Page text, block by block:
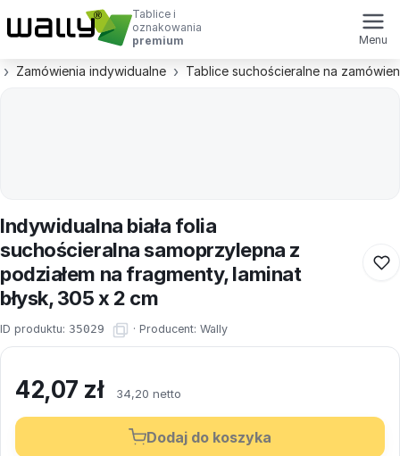
Tablice i
oznakowania
premium
Menu
Zamówienia indywidualne Tablice suchościeralne na
Indywidualna biała folia
suchościeralna samoprzylepna z
podziałem na fragmenty, laminat
błysk, 305 x 2 cm
ID produktu: 35029 · Producent: Wally
42,07 zł 34,20 netto
Dodaj do koszyka